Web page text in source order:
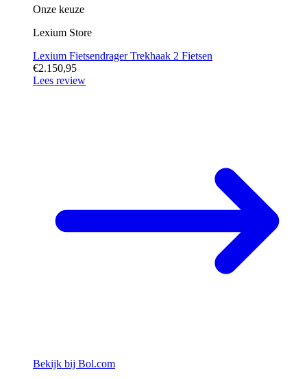
Onze keuze
Lexium Store
Lexium Fietsendrager Trekhaak 2 Fietsen
€2.150,95
Lees review
Bekijk bij Bol.com